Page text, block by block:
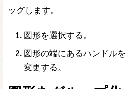
ッグします。
図形を選択する。
図形の端にあるハンドル
変更する。